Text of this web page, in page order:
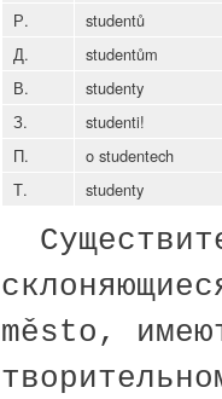
Р.
studentů
Д.
studentům
В.
studenty
З.
studenti!
П.
o studentech
Т.
studenty
město,